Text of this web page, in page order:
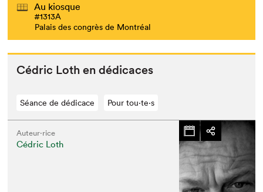
Au kiosque
#1313A
Palais des congrès de Montréal
Cédric Loth en dédicaces
Séance de dédicace Pour tou⋅te⋅s
Auteur·rice
Cédric Loth